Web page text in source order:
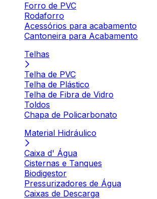
Forro de PVC
Rodaforro
Acessórios para acabamento
Cantoneira para Acabamento
Telhas
Telha de PVC
Telha de Plástico
Telha de Fibra de Vidro
Toldos
Chapa de Policarbonato
Material Hidráulico
Caixa d' Água
Cisternas e Tanques
Biodigestor
Pressurizadores de Água
Caixas de Descarga